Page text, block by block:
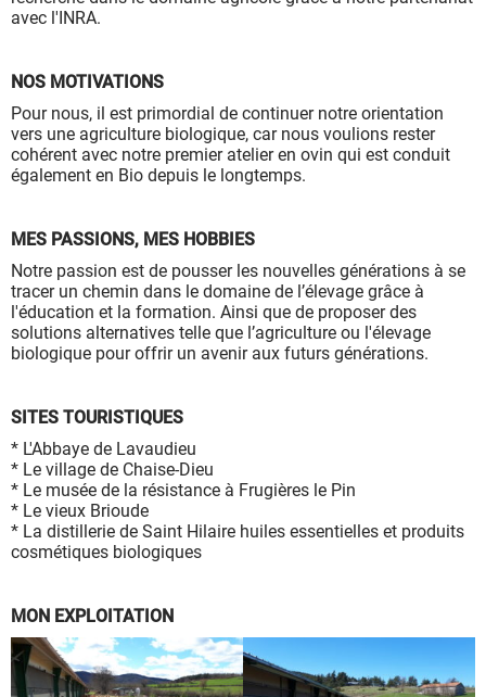
avec l'INRA.
NOS MOTIVATIONS
Pour nous, il est primordial de continuer notre orientation
vers une agriculture biologique, car nous voulions rester
cohérent avec notre premier atelier en ovin qui est conduit
également en Bio depuis le longtemps.
MES PASSIONS, MES HOBBIES
Notre passion est de pousser les nouvelles générations à se
tracer un chemin dans le domaine de l’élevage grâce à
l'éducation et la formation. Ainsi que de proposer des
solutions alternatives telle que l’agriculture ou l'élevage
biologique pour offrir un avenir aux futurs générations.
SITES TOURISTIQUES
* L'Abbaye de Lavaudieu
* Le village de Chaise-Dieu
* Le musée de la résistance à Frugières le Pin
* Le vieux Brioude
* La distillerie de Saint Hilaire huiles essentielles et produits
cosmétiques biologiques
MON EXPLOITATION